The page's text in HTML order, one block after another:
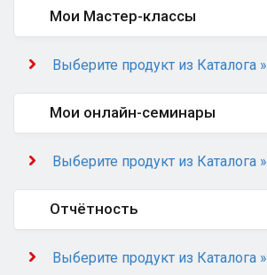
Мои Мастер-классы
Выберите продукт из Каталога »
Мои онлайн-семинары
Выберите продукт из Каталога »
Отчётность
Выберите продукт из Каталога »